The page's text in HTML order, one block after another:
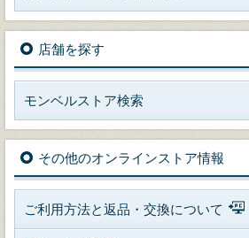
店舗を探す
モンベルストア検索
その他のオンラインストア情報
ご利用方法と返品・交換について